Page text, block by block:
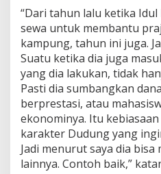
d
u
n
g
k
e
p
a
d
a
R
a
k
y
“Dari tahun lalu ketika
sewa untuk membantu
kampung, tahun ini juga.
Suatu ketika dia juga
yang dia lakukan, tidak
Pasti dia sumbangkan
berprestasi, atau
ekonominya. Itu
karakter Dudung yang
Jadi menurut saya dia
lainnya. Contoh baik,”